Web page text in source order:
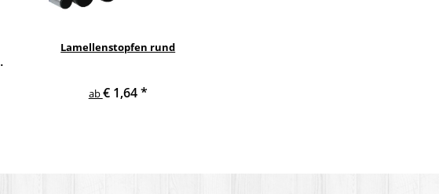
Lamellenstopfen rund
ab€ 1,64*